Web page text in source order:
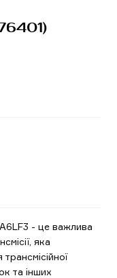
- це важлива
яка
та інших